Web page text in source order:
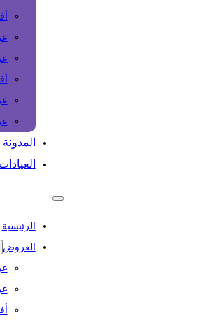
المدونة
العيادات
الرئيسية
العروض